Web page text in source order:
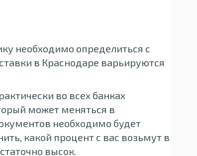
необходимо определиться с
в Краснодаре варьируются
во всех банках
может меняться в
необходимо будет
какой процент с вас возьмут в
высок.